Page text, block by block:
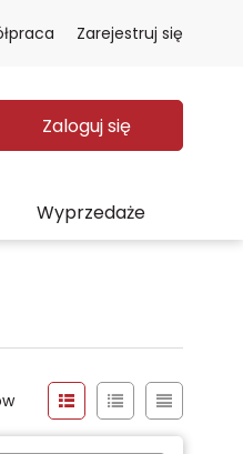
Zarejestruj się
Zaloguj się
Wyprzedaże